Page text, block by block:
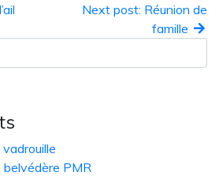
Next post: Réunion de
famille
PMR